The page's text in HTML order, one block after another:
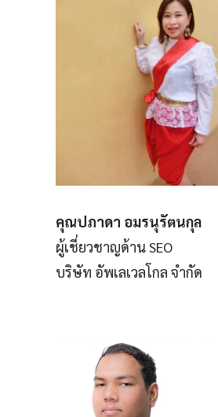
คุณปภาดา อมรนุรัตนกุล
ผู้เชี่ยวชาญด้าน SEO
บริษัท อัพเลเวลโกล จำกัด